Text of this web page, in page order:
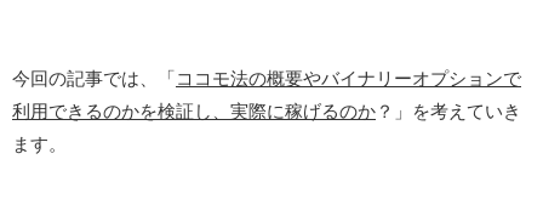
今回の記事では、「 ココモ法の概要やバイナリーオプションで
利用できるのかを検証し、実際に稼げるのか ？」を考えていき
ます。